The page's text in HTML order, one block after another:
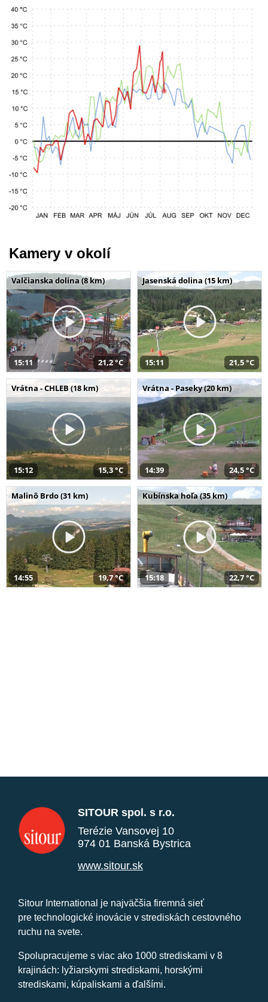
Kamery v okolí
Valčianska dolina (8 km)
15:11 21,2 °C
Jasenská dolina (15 km)
15:11 21,5 °C
Vrátna - CHLEB (18 km)
15:12 15,3 °C
Vrátna - Paseky (20 km)
14:39 24,5 °C
Malinô Brdo (31 km)
14:55 19,7 °C
Kubínska hoľa (35 km)
15:18 22,7 °C
SITOUR spol. s r.o.
Terézie Vansovej 10
974 01 Banská Bystrica
www.sitour.sk
Sitour International je najväčšia firemná sieť
pre technologické inovácie v strediskách cestovného
ruchu na svete.
Spolupracujeme s viac ako 1000 strediskami v 8
krajinách: lyžiarskymi strediskami, horskými
strediskami, kúpaliskami a ďalšími.